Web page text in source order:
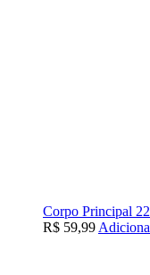
Corpo Principal
R$ 59,99